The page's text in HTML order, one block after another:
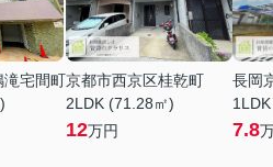
滝宅間町京都市西京区桂乾町
2LDK (71.28㎡)
12万円
長岡
7.8